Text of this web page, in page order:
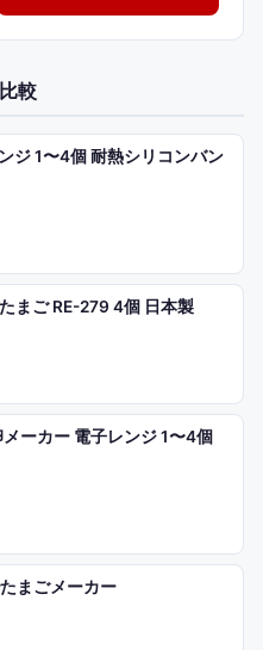
較
ジ 1〜4個 耐熱シリコンバン
まご RE-279 4個 日本製
ーカー 電子レンジ 1〜4個
まごメーカー